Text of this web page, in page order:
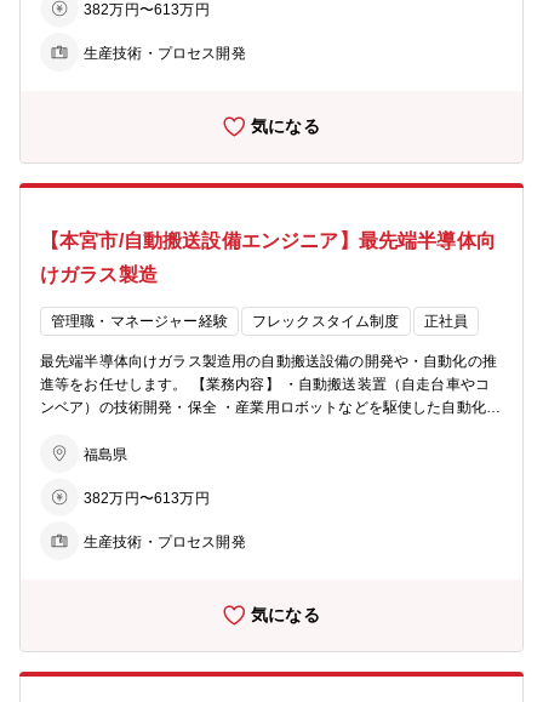
社では、ライフサイクルが短い電子部材を扱っている為、数年サイク
を生み出す為に変える事、改善する事を仕事の原点に置き、組織の枠
382万円〜613万円
生産技術・プロセス開発
気になる
【本宮市/自動搬送設備エンジニア】最先端半導体向
けガラス製造
管理職・マネージャー経験 フレックスタイム制度 正社員
最先端半導体向けガラス製造用の自動搬送設備の開発や・自動化の推
進等をお任せします。 【業務内容】 ・自動搬送装置（自走台車やコ
ンベア）の技術開発・保全 ・産業用ロボットなどを駆使した自動化の
境があります。 ・皆さんのアイディアを活かして自動搬送設備を開
フレックスタイム制で、柔軟な勤務体制となっています。 【同社の特
年サイクルで商品開発・改善に取り組む必要があります。 ・常により
福島県
382万円〜613万円
生産技術・プロセス開発
気になる